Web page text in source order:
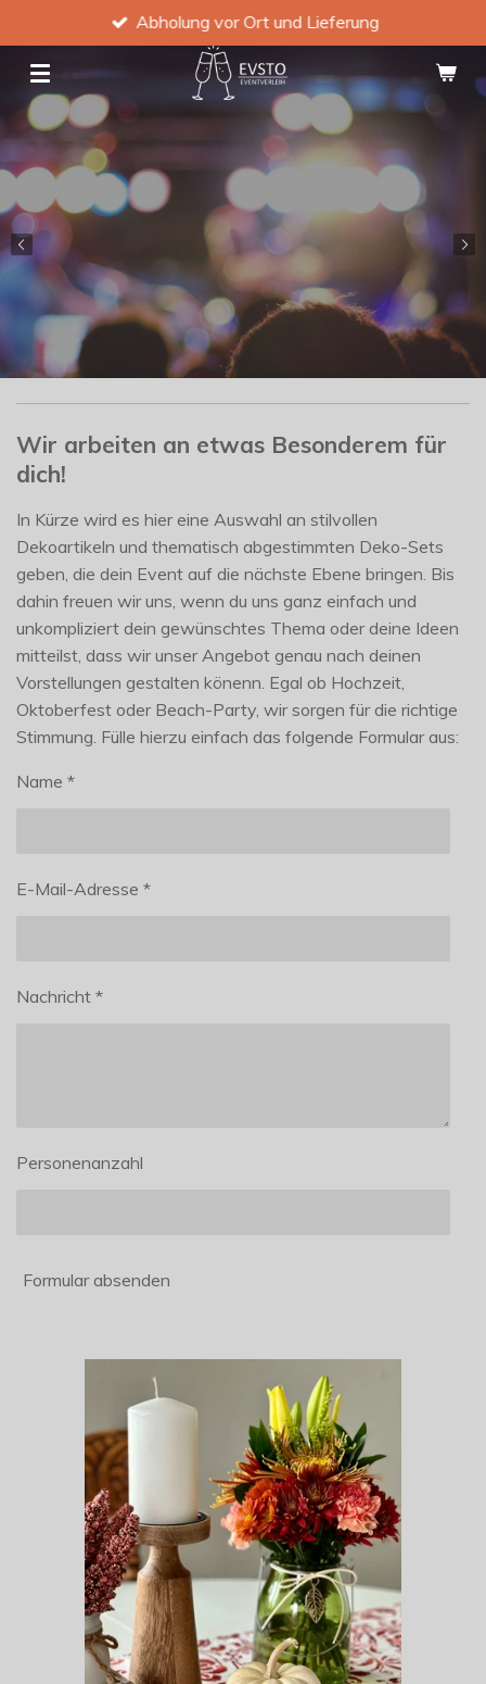
Hauptinhalt
springen
Abholung vor Ort und Lieferung
Wir arbeiten an etwas Besonderem für
dich!
In Kürze wird es hier eine Auswahl an stilvollen
Dekoartikeln und thematisch abgestimmten Deko-Sets
geben, die dein Event auf die nächste Ebene bringen. Bis
dahin freuen wir uns, wenn du uns ganz einfach und
unkompliziert dein gewünschtes Thema oder deine Ideen
mitteilst, dass wir unser Angebot genau nach deinen
Vorstellungen gestalten könenn. Egal ob Hochzeit,
Oktoberfest oder Beach-Party, wir sorgen für die richtige
Stimmung. Fülle hierzu einfach das folgende Formular aus:
Name *
E-Mail-Adresse *
Nachricht *
Personenanzahl
Formular absenden